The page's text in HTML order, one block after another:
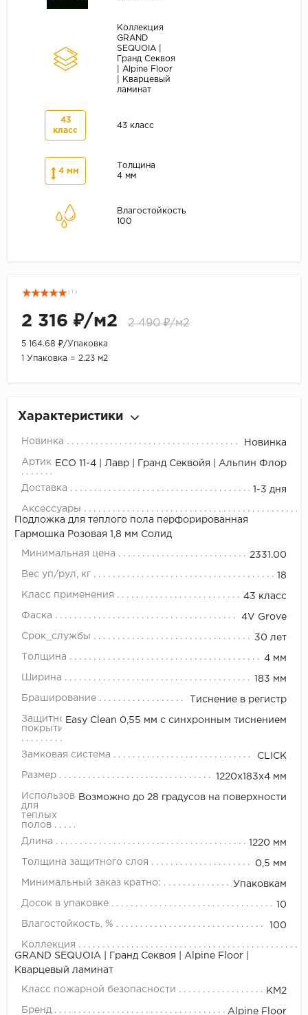
Коллекция
GRAND
SEQUOIA |
Гранд Секвоя
| Alpine Floor
| Кварцевый
ламинат
43
класс
43 класс
4 мм
Толщина
4 мм
Влагостойкость
100
( 1 )
2 316 ₽/м2 2 490 ₽/м2
5 164.68 ₽/Упаковка
1 Упаковка = 2.23 м2
Характеристики
Новинка Новинка
АртикулЕСО 11-4 | Лавр | Гранд Секвойя | Альпин Флор
Доставка 1-3 дня
Аксессуары
Подложка для теплого пола перфорированная
Гармошка Розовая 1,8 мм Солид
Минимальная цена 2331.00
Вес уп/рул, кг 18
Класс применения 43 класс
Фаска 4V Grove
Срок_службы 30 лет
Толщина 4 мм
Ширина 183 мм
Браширование Тиснение в регистр
Защитное
покрытие
Easy Clean 0,55 мм с синхронным тиснением
Замковая система CLICK
Размер 1220х183х4 мм
Использование
для
теплых
полов
Возможно до 28 градусов на поверхности
Длина 1220 мм
Толщина защитного слоя 0,5 мм
Минимальный заказ кратно: Упаковкам
Досок в упаковке 10
Влагостойкость, % 100
Коллекция
GRAND SEQUOIA | Гранд Секвоя | Alpine Floor |
Кварцевый ламинат
Класс пожарной безопасности КМ2
Бренд Alpine Floor